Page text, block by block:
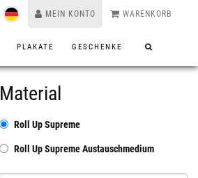
MEIN KONTO WARENKORB
PLAKATE GESCHENKE
Material
Roll Up Supreme
Roll Up Supreme Austauschmedium